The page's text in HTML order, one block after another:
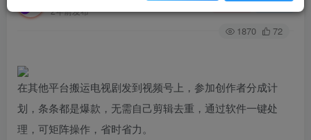
2年前发布
关注 私信
1870 72
在其他平台搬运电视剧发到视频号上，参加创作者分成计
划，条条都是爆款，无需自己剪辑去重，通过软件一键处
理，可矩阵操作，省时省力。